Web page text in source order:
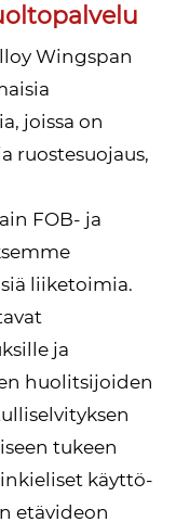
Wingspan
joissa on
ruostesuojaus,
FOB- ja
liiketoimia.
ja
huolitsijoiden
tukeen
käyttö-
etävideon